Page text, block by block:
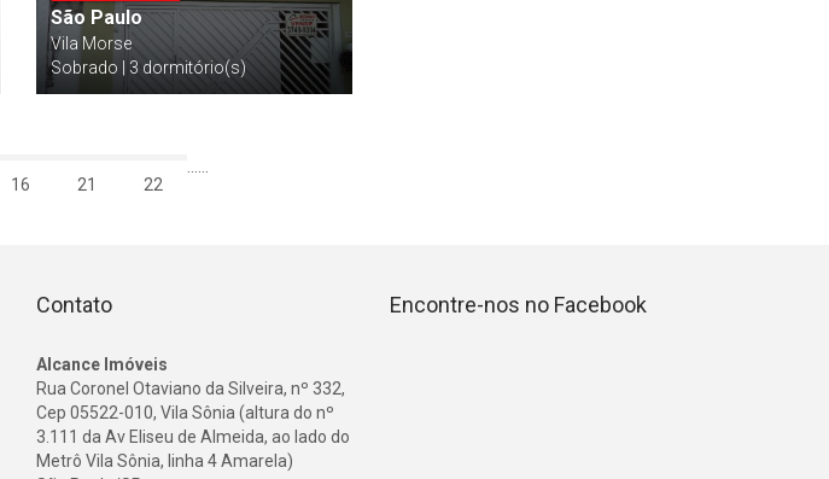
São Paulo
Vila Morse
Sobrado | 3 dormitório(s)
16
21
22
Contato
Alcance Imóveis
Rua Coronel Otaviano da Silveira, nº 332,
Cep 05522-010, Vila Sônia (altura do nº
3.111 da Av Eliseu de Almeida, ao lado do
Metrô Vila Sônia, linha 4 Amarela)
Encontre-nos no Facebook